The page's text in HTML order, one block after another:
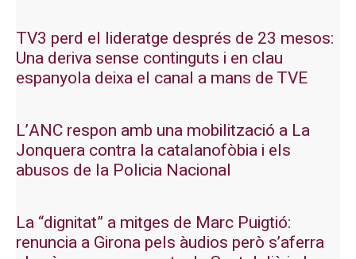
TV3 perd el lideratge després de 23 mesos:
Una deriva sense continguts i en clau
espanyola deixa el canal a mans de TVE
L’ANC respon amb una mobilització a La
Jonquera contra la catalanofòbia i els
abusos de la Policia Nacional
La “dignitat” a mitges de Marc Puigtió:
renuncia a Girona pels àudios però s’aferra